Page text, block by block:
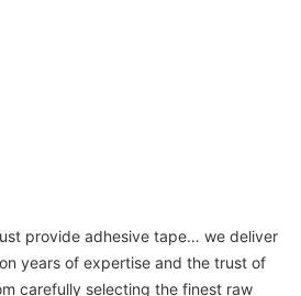
provide adhesive tape… we deliver
years of expertise and the trust of
carefully selecting the finest raw